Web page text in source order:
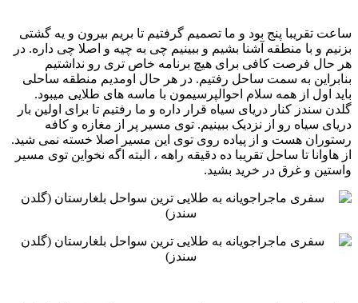
‏ساعت تقریبا پنج بود و ما تصمیم گرفتیم تا بریم بیرون و یه گشتی
بزنیم و با منطقه آشنا بشیم و ببینیم چی به چیه و اصلا ‏چی داره. در
هر حال فرصت کافی برای هیچ برنامه خاص تری رو نداشتیم
بنابراین به سمت ساحل رفتیم. در هر حال ‏اومدیم منطقه ساحلی
باید اول از همه سلام احوالپرسیمون با ماسه های طلایی میبود.
گلدن سندز کنار دریای سیاه قرار داره ‏و ما رفتیم تا برای اولین بار
دریای سیاه رو از نزدیک ببینیم. توی مسیر پر از مغازه و کافه
رستوران هست و از پیاده ‏روی توی این مسیر اصلا خسته نمی شید.
از هاوانا تا ساحل تقریبا ده دقیقه راهه ، البته اگه نخواین توی مسیر
واستین و ‏غرق در خرید بشید.‏